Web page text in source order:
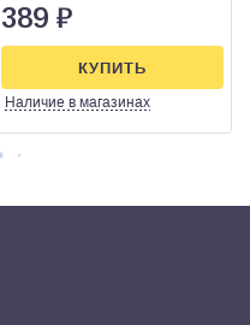
389 ₽
Наличие в магазинах
КУПИТЬ